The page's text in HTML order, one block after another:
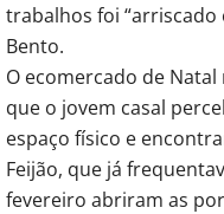
trabalhos foi “arriscado
Bento.
O ecomercado de
que o jovem casal
espaço físico e
Feijão, que já
fevereiro abriram as